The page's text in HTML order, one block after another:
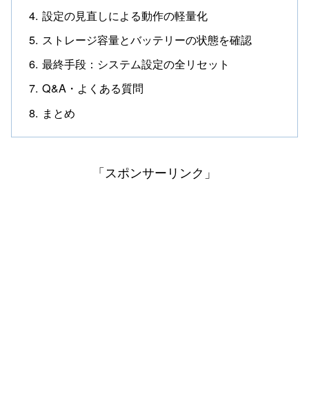
設定の見直しによる動作の軽量化
ストレージ容量とバッテリーの状態を確認
最終手段：システム設定の全リセット
Q&A・よくある質問
まとめ
「スポンサーリンク」